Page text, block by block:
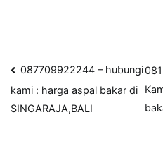
Post
navigation
087709922244 – hubungi
kami : harga aspal bakar di
SINGARAJA,BALI